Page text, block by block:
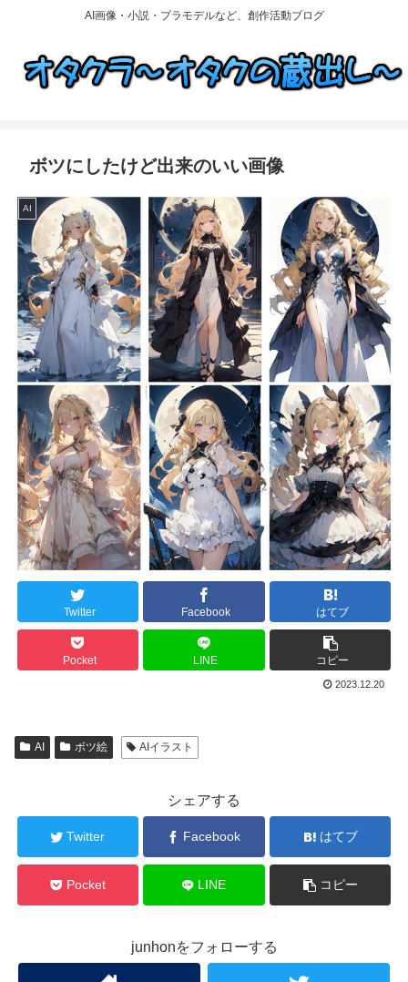
AI画像・小説・プラモデルなど、創作活動ブログ
ボツにしたけど出来のいい画像
AI
Twitter Facebook はてブ
Pocket LINE コピー
2023.12.20
AI ボツ絵 AIイラスト
シェアする
Twitter Facebook はてブ
Pocket LINE コピー
junhonをフォローする